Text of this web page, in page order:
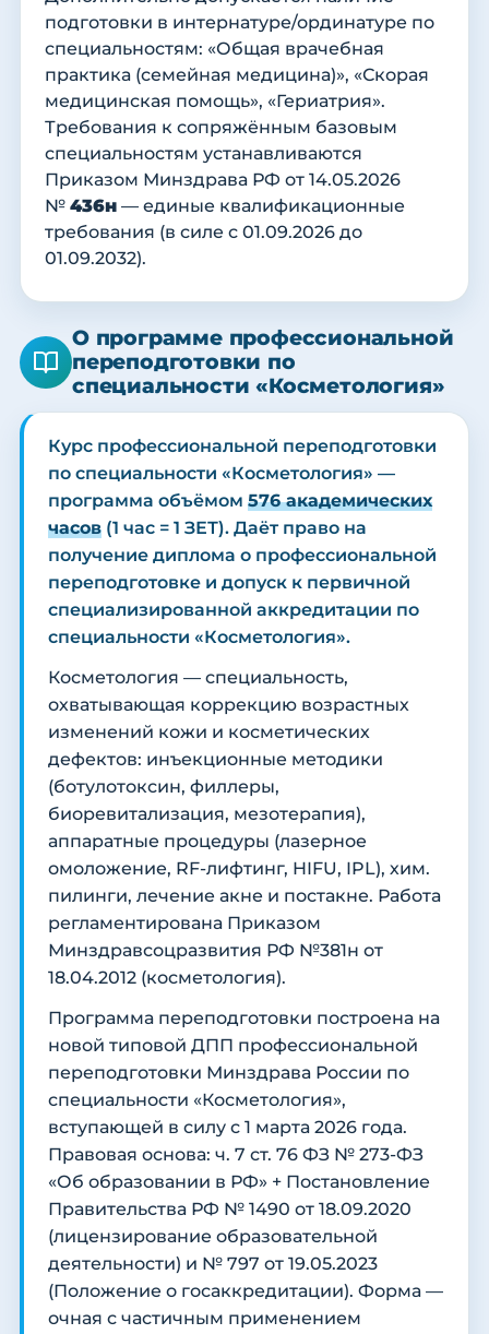
подготовки в интернатуре/ординатуре по
специальностям: «Общая врачебная
практика (семейная медицина)», «Скорая
медицинская помощь», «Гериатрия».
Требования к сопряжённым базовым
специальностям устанавливаются
Приказом Минздрава РФ от 14.05.2026
№ 436н — единые квалификационные
требования (в силе с 01.09.2026 до
01.09.2032).
О программе профессиональной
переподготовки по
специальности «Косметология»
Курс профессиональной переподготовки
по специальности «Косметология» —
программа объёмом 576 академических
часов (1 час = 1 ЗЕТ). Даёт право на
получение диплома о профессиональной
переподготовке и допуск к первичной
специализированной аккредитации по
специальности «Косметология».
Косметология — специальность,
охватывающая коррекцию возрастных
изменений кожи и косметических
дефектов: инъекционные методики
(ботулотоксин, филлеры,
биоревитализация, мезотерапия),
аппаратные процедуры (лазерное
омоложение, RF-лифтинг, HIFU, IPL), хим.
пилинги, лечение акне и постакне. Работа
регламентирована Приказом
Минздравсоцразвития РФ №381н от
18.04.2012 (косметология).
Программа переподготовки построена на
новой типовой ДПП профессиональной
переподготовки Минздрава России по
специальности «Косметология»,
вступающей в силу с 1 марта 2026 года.
Правовая основа: ч. 7 ст. 76 ФЗ № 273-ФЗ
«Об образовании в РФ» + Постановление
Правительства РФ № 1490 от 18.09.2020
(лицензирование образовательной
деятельности) и № 797 от 19.05.2023
(Положение о госаккредитации). Форма —
очная с частичным применением